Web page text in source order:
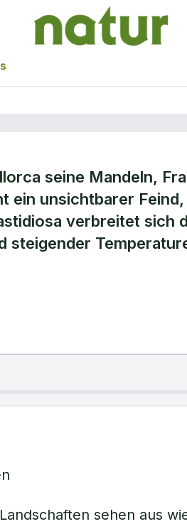
seine Mandeln,
ein unsichtbarer
verbreitet sich
steigender
sehen aus